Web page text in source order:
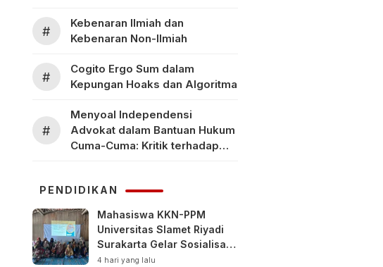
#
Kebenaran Ilmiah dan
Kebenaran Non-Ilmiah
#
Cogito Ergo Sum dalam
Kepungan Hoaks dan Algoritma
#
Menyoal Independensi
Advokat dalam Bantuan Hukum
Cuma-Cuma: Kritik terhadap
PENDIDIKAN
Mahasiswa KKN-PPM
Universitas Slamet Riyadi
Surakarta Gelar Sosialisasi
Pengelolaan Keuangan
4 hari yang lalu